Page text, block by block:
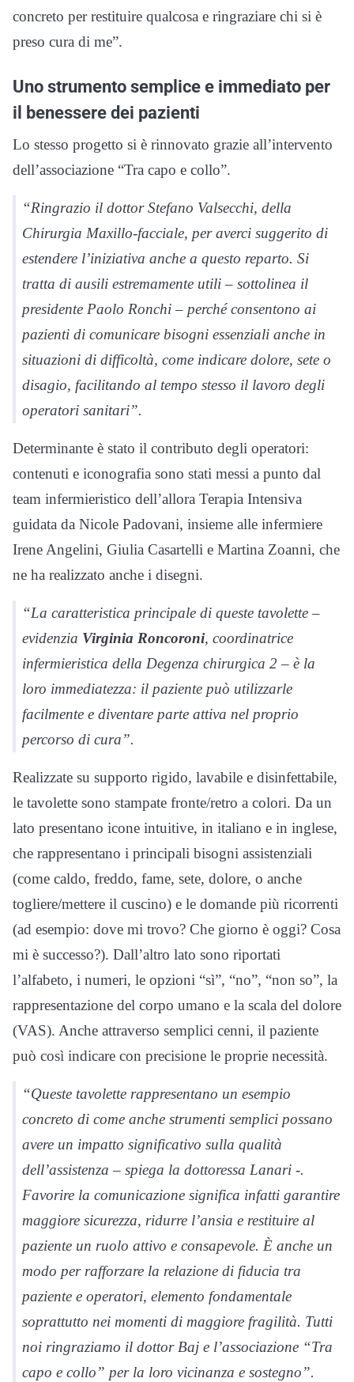
concreto per restituire qualcosa e ringraziare chi si è
preso cura di me”.
Uno strumento semplice e immediato per
il benessere dei pazienti
Lo stesso progetto si è rinnovato grazie all’intervento
dell’associazione “Tra capo e collo”.
“Ringrazio il dottor Stefano Valsecchi, della
Chirurgia Maxillo-facciale, per averci suggerito di
estendere l’iniziativa anche a questo reparto. Si
tratta di ausili estremamente utili – sottolinea il
presidente Paolo Ronchi – perché consentono ai
pazienti di comunicare bisogni essenziali anche in
situazioni di difficoltà, come indicare dolore, sete o
disagio, facilitando al tempo stesso il lavoro degli
operatori sanitari”.
Determinante è stato il contributo degli operatori:
contenuti e iconografia sono stati messi a punto dal
team infermieristico dell’allora Terapia Intensiva
guidata da Nicole Padovani, insieme alle infermiere
Irene Angelini, Giulia Casartelli e Martina Zoanni, che
ne ha realizzato anche i disegni.
“La caratteristica principale di queste tavolette –
evidenzia Virginia Roncoroni, coordinatrice
infermieristica della Degenza chirurgica 2 – è la
loro immediatezza: il paziente può utilizzarle
facilmente e diventare parte attiva nel proprio
percorso di cura”.
Realizzate su supporto rigido, lavabile e disinfettabile,
le tavolette sono stampate fronte/retro a colori. Da un
lato presentano icone intuitive, in italiano e in inglese,
che rappresentano i principali bisogni assistenziali
(come caldo, freddo, fame, sete, dolore, o anche
togliere/mettere il cuscino) e le domande più ricorrenti
(ad esempio: dove mi trovo? Che giorno è oggi? Cosa
mi è successo?). Dall’altro lato sono riportati
l’alfabeto, i numeri, le opzioni “sì”, “no”, “non so”, la
rappresentazione del corpo umano e la scala del dolore
(VAS). Anche attraverso semplici cenni, il paziente
può così indicare con precisione le proprie necessità.
“Queste tavolette rappresentano un esempio
concreto di come anche strumenti semplici possano
avere un impatto significativo sulla qualità
dell’assistenza – spiega la dottoressa Lanari -.
Favorire la comunicazione significa infatti garantire
maggiore sicurezza, ridurre l’ansia e restituire al
paziente un ruolo attivo e consapevole. È anche un
modo per rafforzare la relazione di fiducia tra
paziente e operatori, elemento fondamentale
soprattutto nei momenti di maggiore fragilità. Tutti
noi ringraziamo il dottor Baj e l’associazione “Tra
capo e collo” per la loro vicinanza e sostegno”.